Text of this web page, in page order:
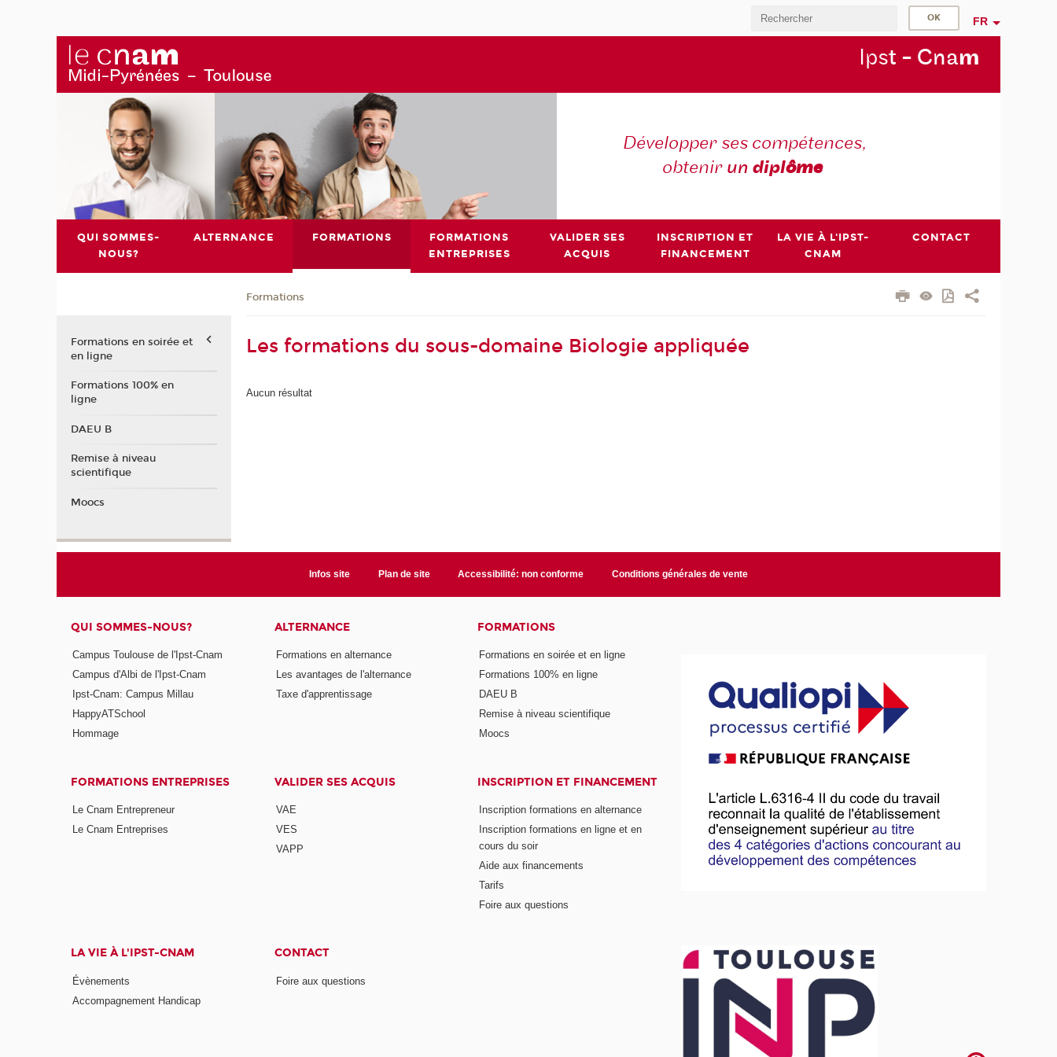
FR
Ipst - Cnam
Développer ses compétences,
obtenir undiplôme
QUI SOMMES-
NOUS?
ALTERNANCE FORMATIONS
FORMATIONS
ENTREPRISES
VALIDER SES
ACQUIS
INSCRIPTION ET
FINANCEMENT
LA VIE À L'IPST-
CNAM
CONTACT
Formations
Les formations du sous-domaine Biologie appliquée
Aucun résultat
Formations en soirée et
en ligne
Formations 100% en
ligne
DAEU B
Remise à niveau
scientifique
Moocs
Infos site Plan de site Accessibilité: non conforme Conditions générales de vente
QUI SOMMES-NOUS?
Campus Toulouse de l'Ipst-Cnam
Campus d'Albi de l'Ipst-Cnam
Ipst-Cnam: Campus Millau
HappyATSchool
Hommage
ALTERNANCE
Formations en alternance
Les avantages de l'alternance
Taxe d'apprentissage
FORMATIONS
Formations en soirée et en ligne
Formations 100% en ligne
DAEU B
Remise à niveau scientifique
Moocs
FORMATIONS ENTREPRISES
Le Cnam Entrepreneur
Le Cnam Entreprises
VALIDER SES ACQUIS
VAE
VES
VAPP
INSCRIPTION ET FINANCEMENT
Inscription formations en alternance
Inscription formations en ligne et en
cours du soir
Aide aux financements
Tarifs
Foire aux questions
LA VIE À L'IPST-CNAM
Évènements
Accompagnement Handicap
CONTACT
Foire aux questions